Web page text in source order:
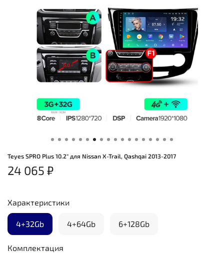
Teyes SPRO Plus 10.2" для Nissan X-Trail, Qashqai 2013-2017
24 065 ₽
Характеристики
4+32Gb 4+64Gb 6+128Gb
Комплектация